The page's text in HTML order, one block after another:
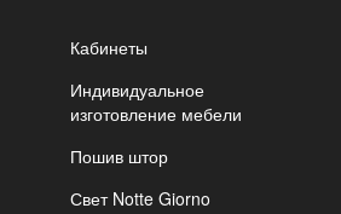
Кабинеты
Индивидуальное
изготовление мебели
Пошив штор
Свет Notte Giorno